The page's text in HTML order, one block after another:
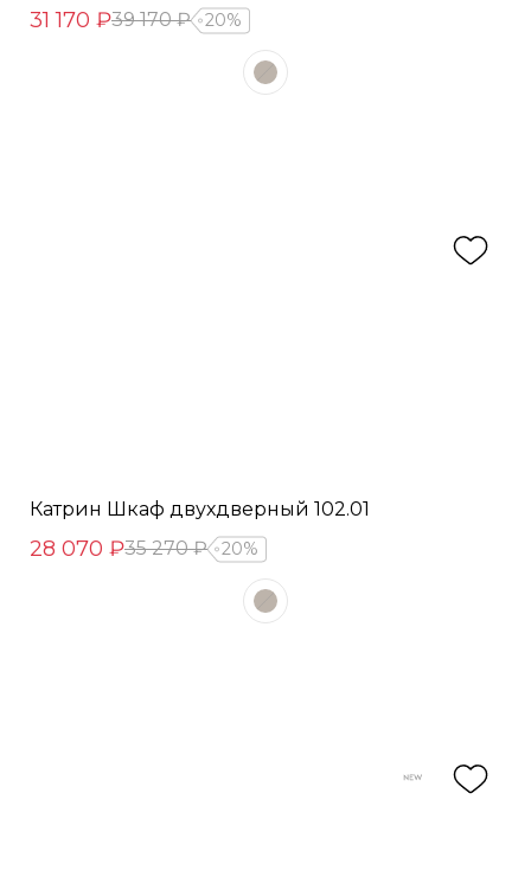
31 170 ₽39 170 ₽ 20%
Катрин Шкаф двухдверный 102.01
28 070 ₽35 270 ₽ 20%